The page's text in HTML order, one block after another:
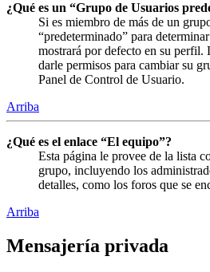
¿Qué es un “Grupo de Usuarios
Si es miembro de más de un
“predeterminado” para
mostrará por defecto en su
darle permisos para cambiar su
Panel de Control de Usuario.
Arriba
¿Qué es el enlace “El equipo”?
Esta página le provee de la lista
grupo, incluyendo los
detalles, como los foros que se
Arriba
Mensajería privada